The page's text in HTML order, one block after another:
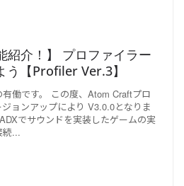
紹介！】 プロファイラー
う【Profiler Ver.3】
働です。 この度、Atom Craftプロ
ョンアップにより V3.0.0となりま
でサウンドを実装したゲームの実
続